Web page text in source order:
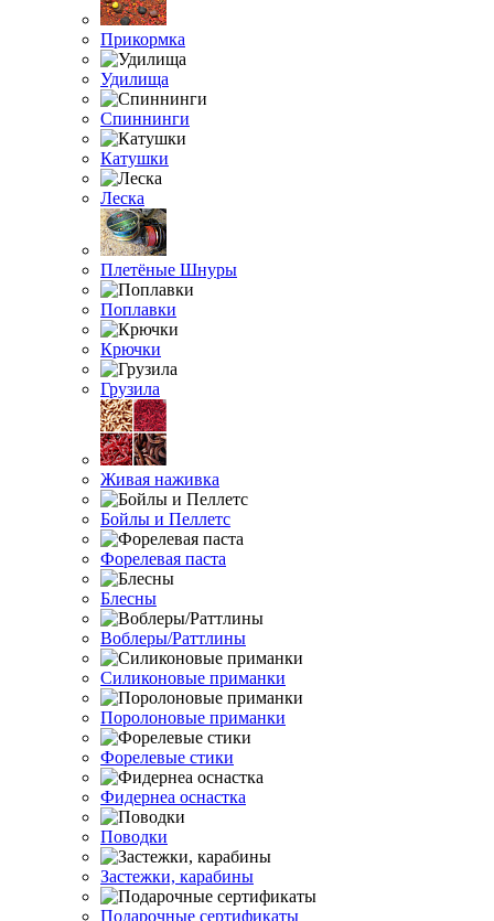
Прикормка
Удилища
Спиннинги
Катушки
Леска
Плетёные Шнуры
Поплавки
Крючки
Грузила
Живая наживка
Бойлы и Пеллетс
Форелевая паста
Блесны
Воблеры/Раттлины
Силиконовые приманки
Поролоновые приманки
Форелевые стики
Фидернеа оснастка
Поводки
Застежки, карабины
Подарочные сертификаты